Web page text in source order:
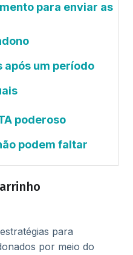
para enviar as
um período
poderoso
podem faltar
para
por meio do